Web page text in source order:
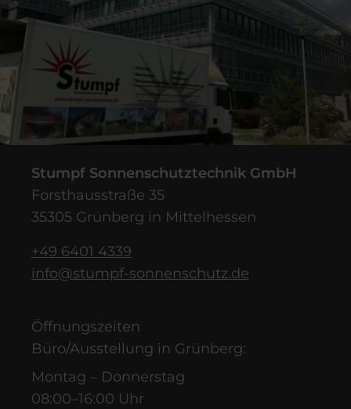
Stumpf Sonnenschutztechnik GmbH
Forsthausstraße 35
35305 Grünberg in Mittelhessen
+49 6401 4339
info@stumpf-sonnenschutz.de
Öffnungszeiten
Büro/Ausstellung in Grünberg:
Montag – Donnerstag
08:00–16:00 Uhr